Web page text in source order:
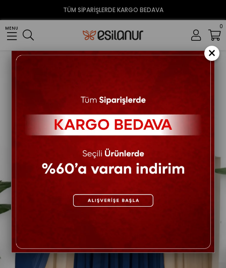
TÜM SİPARİŞLERDE KARGO BEDAVA
MENU 0
×